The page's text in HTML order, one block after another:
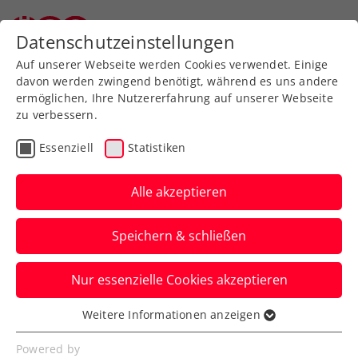
Zurück zur Newsübersicht
ITF Annenheim:
Erfolgslauf von Kraus im
Viertelfinale gestoppt
Die Deutsche Laura Siegemund ist für die
ÖTV-Zukunftshoffnung beim
internationalen Damenturnier in Kärnten
zu stark.
Verfasst von: Presseaussendung / Redaktion, 04.06.2022
Datenschutzeinstellungen
Auf unserer Webseite werden Cookies verwendet. Einige
davon werden zwingend benötigt, während es uns andere
ermöglichen, Ihre Nutzererfahrung auf unserer Webseite
zu verbessern.
Essenziell Statistiken
Alle akzeptieren
Speichern & schließen
Nur essenzielle Cookies akzeptieren
Essenziell
Essenzielle Cookies werden für grundlegende
Weitere Informationen anzeigen
Powered by